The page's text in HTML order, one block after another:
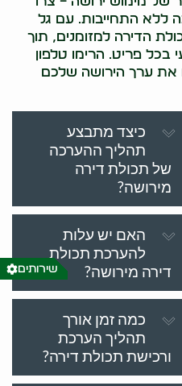
ללא התחייבות. עם גל
הדירה למזומנים, תוך
פריט. הרימו טלפון
את ערך הירושה שלכם
כיצד מתבצע
תהליך ההערכה
של תכולת דירה
מירושה?
האם יש עלות
להערכת תכולת
דירה מירושה?
כמה זמן אורך
תהליך הערכת
ורכישת תכולת דירה?
שירותים